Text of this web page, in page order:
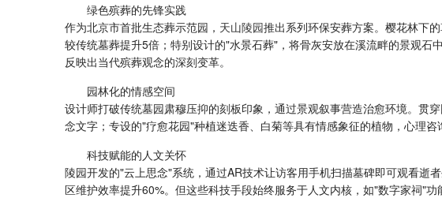
绿色殡葬的先锋实践
作为北京市首批生态葬示范园， 天山陵园推出系列环保安葬方案。樱花林下
较传统墓葬提升5倍；特别设计的"水景石葬"，将骨灰安放在溪流畔的景观
反映出当代殡葬观念的深刻变革。
园林化的情感空间
设计师打破传统墓园肃穆压抑的刻板印象，通过景观叙事营造治愈环境。贯
念文字；专设的"疗愈花园"种植迷迭香、白菊等具有情感象征的植物，心理
科技赋能的人文关怀
陵园开发的"云上思念"系统，通过AR技术让访客用手机扫描墓碑即可观看逝
区维护效率提升60%。但这些科技手段始终服务于人文内核，如"数字家祠"